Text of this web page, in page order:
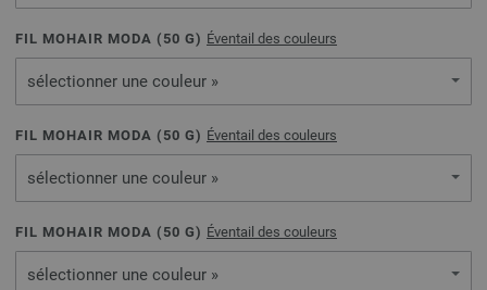
FIL MOHAIR MODA ( 50 G) Éventail des couleurs
sélectionner une couleur »
FIL MOHAIR MODA ( 50 G) Éventail des couleurs
sélectionner une couleur »
FIL MOHAIR MODA ( 50 G) Éventail des couleurs
sélectionner une couleur »